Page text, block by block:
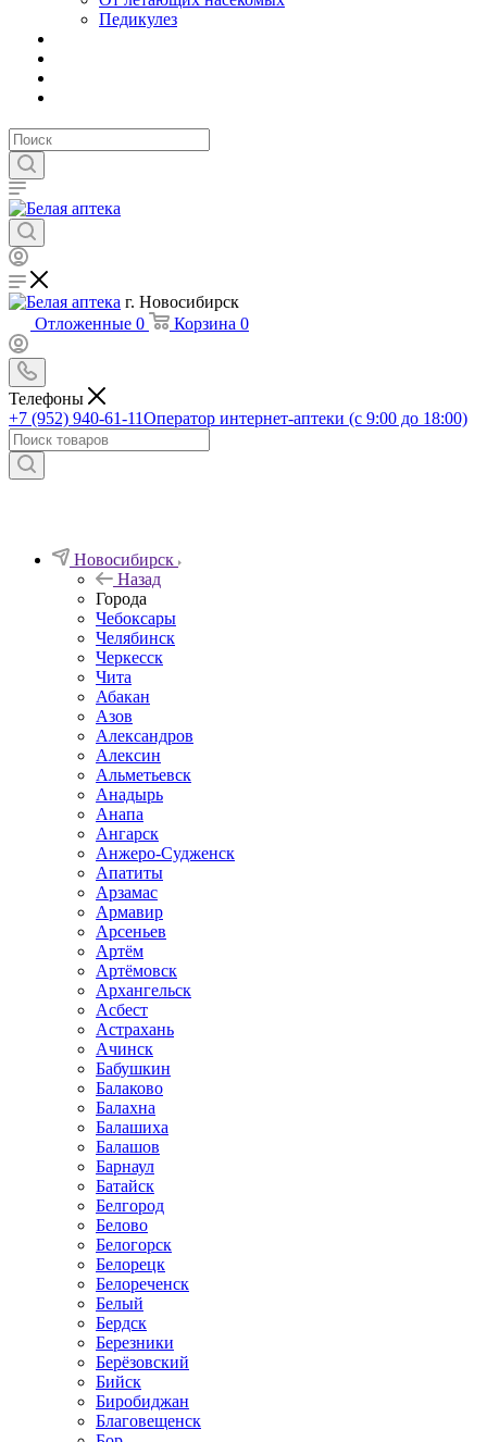
Педикулез
г. Новосибирск
Отложенные 0 Корзина 0
Телефоны
+7 (952) 940-61-11Оператор интернет-аптеки (с 9:00 до 18:00)
Новосибирск
Назад
Города
Чебоксары
Челябинск
Черкесск
Чита
Абакан
Азов
Александров
Алексин
Альметьевск
Анадырь
Анапа
Ангарск
Анжеро-Судженск
Апатиты
Арзамас
Армавир
Арсеньев
Артём
Артёмовск
Архангельск
Асбест
Астрахань
Ачинск
Бабушкин
Балаково
Балахна
Балашиха
Балашов
Барнаул
Батайск
Белгород
Белово
Белогорск
Белорецк
Белореченск
Белый
Бердск
Березники
Берёзовский
Бийск
Биробиджан
Благовещенск